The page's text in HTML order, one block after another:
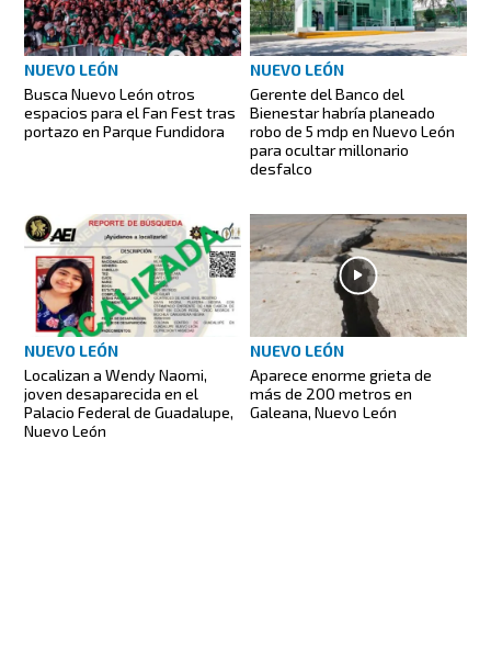
NUEVO LEÓN
Busca Nuevo León otros
espacios para el Fan Fest tras
portazo en Parque Fundidora
NUEVO LEÓN
Gerente del Banco del
Bienestar habría planeado
robo de 5 mdp en Nuevo León
para ocultar millonario
desfalco
NUEVO LEÓN
Localizan a Wendy Naomi,
joven desaparecida en el
Palacio Federal de Guadalupe,
Nuevo León
NUEVO LEÓN
Aparece enorme grieta de
más de 200 metros en
Galeana, Nuevo León